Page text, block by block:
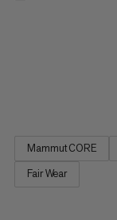
Mammut CORE
Fair Wear